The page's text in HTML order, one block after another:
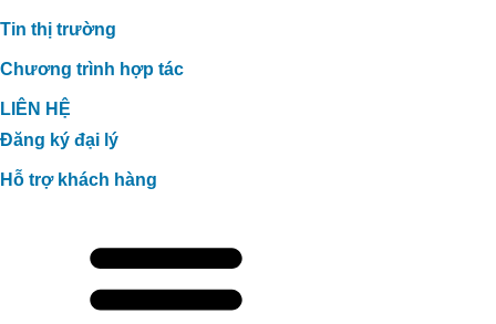
Tin thị trường
Chương trình hợp tác
LIÊN HỆ
Đăng ký đại lý
Hỗ trợ khách hàng